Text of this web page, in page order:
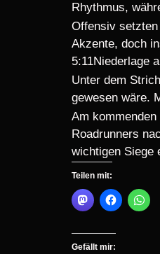
Rhythmus,
Offensiv
Akzente, doch
5:11Niederlage
Unter dem
gewesen wäre.
Am
Roadrunners
wichtigen Siege
Teilen mit:
Gefällt mir: